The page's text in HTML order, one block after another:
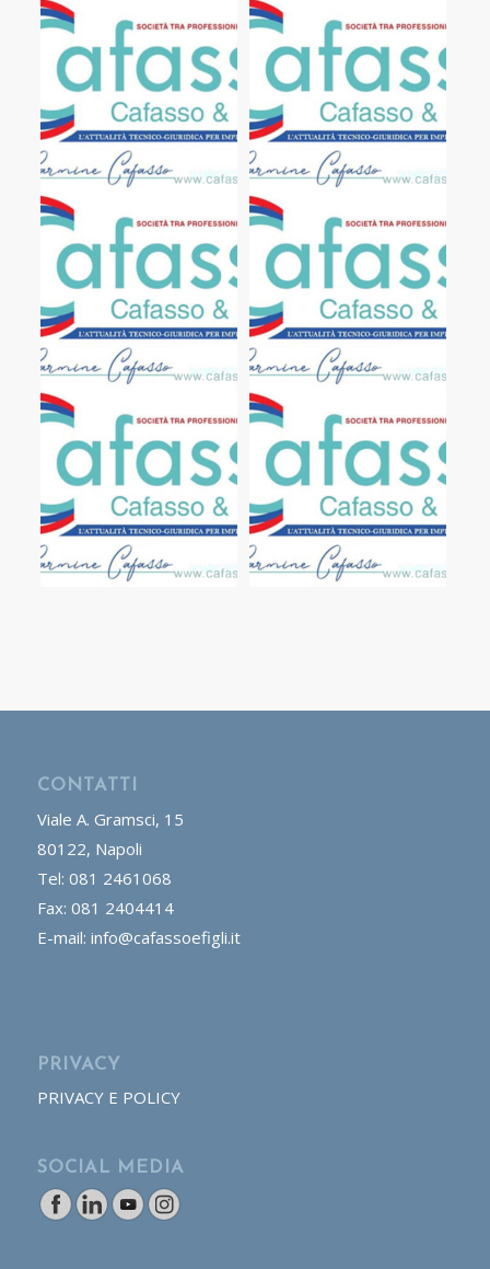
CONTATTI
Viale A. Gramsci, 15
80122, Napoli
Tel: 081 2461068
Fax: 081 2404414
E-mail: info@cafassoefigli.it
PRIVACY
PRIVACY E POLICY
SOCIAL MEDIA